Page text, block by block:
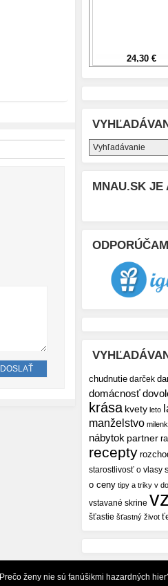
MNAU.SK JE
chudnutie darček
domácnosť
krása kvety leto
manželstvo
nábytok partner
recepty
starostlivosť o vlasy
o ceny tipy a triky v
vstavané skrine
šťastie šťastný život
Prečo ženy nie sú fanúšikmi hazardných